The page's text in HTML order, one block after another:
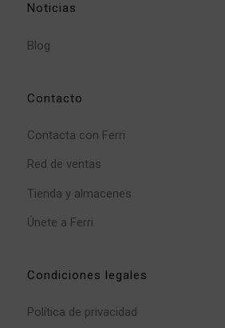
Noticias
Blog
Contacto
Contacta con Ferri
Red de ventas
Tienda y almacenes
Únete a Ferri
Condiciones legales
Política de privacidad